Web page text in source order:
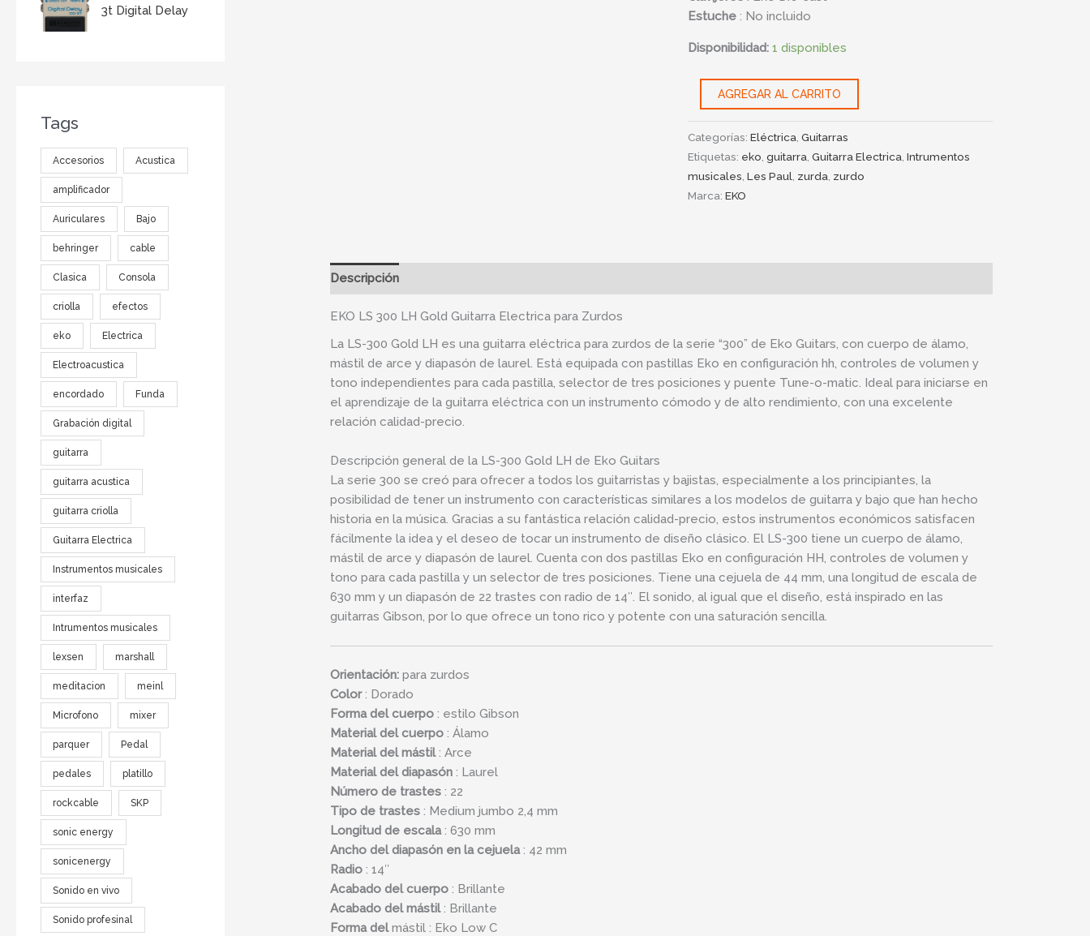
3t Digital Delay
Tags
Accesorios Acustica
amplificador
Auriculares Bajo
behringer cable
Clasica Consola
criolla efectos
eko Electrica
Electroacustica
encordado Funda
Grabación digital
guitarra
guitarra acustica
guitarra criolla
Guitarra Electrica
Instrumentos musicales
interfaz
Intrumentos musicales
lexsen marshall
meditacion meinl
Microfono mixer
parquer Pedal
pedales platillo
rockcable SKP
sonic energy
sonicenergy
Sonido en vivo
Sonido profesinal
Estuche : No incluido
Disponibilidad: 1 disponibles
AGREGAR AL CARRITO
Categorías:Eléctrica ,Guitarras
Etiquetas: eko ,guitarra ,Guitarra Electrica ,Intrumentos
musicales ,Les Paul zurda zurdo
Marca:EKO
Descripción
EKO LS 300 LH Gold Guitarra Electrica para Zurdos
La LS-300 Gold LH es una guitarra eléctrica para zurdos de la serie “300” de Eko Guitars, con cuerpo de álamo,
mástil de arce y diapasón de laurel. Está equipada con pastillas Eko en configuración hh, controles de volumen y
tono independientes para cada pastilla, selector de tres posiciones y puente Tune-o-matic. Ideal para iniciarse en
el aprendizaje de la guitarra eléctrica con un instrumento cómodo y de alto rendimiento, con una excelente
relación calidad-precio.
Descripción general de la LS-300 Gold LH de Eko Guitars
La serie 300 se creó para ofrecer a todos los guitarristas y bajistas, especialmente a los principiantes, la
posibilidad de tener un instrumento con características similares a los modelos de guitarra y bajo que han hecho
historia en la música. Gracias a su fantástica relación calidad-precio, estos instrumentos económicos satisfacen
fácilmente la idea y el deseo de tocar un instrumento de diseño clásico. El LS-300 tiene un cuerpo de álamo,
mástil de arce y diapasón de laurel. Cuenta con dos pastillas Eko en configuración HH, controles de volumen y
tono para cada pastilla y un selector de tres posiciones. Tiene una cejuela de 44 mm, una longitud de escala de
630 mm y un diapasón de 22 trastes con radio de 14″. El sonido, al igual que el diseño, está inspirado en las
guitarras Gibson, por lo que ofrece un tono rico y potente con una saturación sencilla.
Orientación:para zurdos
Color: Dorado
Forma del cuerpo: estilo Gibson
Material del cuerpo: Álamo
Material del mástil: Arce
Material del diapasón: Laurel
Número de trastes: 22
Tipo de trastes: Medium jumbo 2,4 mm
Longitud de escala: 630 mm
Ancho del diapasón en la cejuela: 42 mm
Radio: 14″
Acabado del cuerpo: Brillante
Acabado del mástil: Brillante
Forma delmástil : Eko Low C